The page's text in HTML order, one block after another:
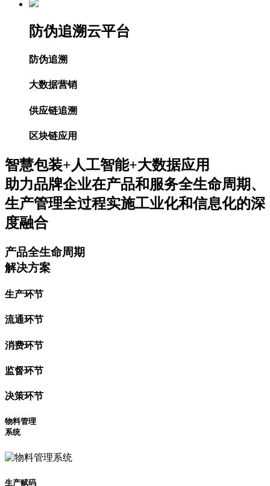
防伪追溯云平台
防伪追溯
大数据营销
供应链追溯
区块链应用
智慧包装+人工智能+大数据应用
助力品牌企业在产品和服务全生命周期、
生产管理全过程实施工业化和信息化的深
度融合
产品全生命周期
解决方案
生产环节
流通环节
消费环节
监督环节
决策环节
物料管理
系统
生产赋码